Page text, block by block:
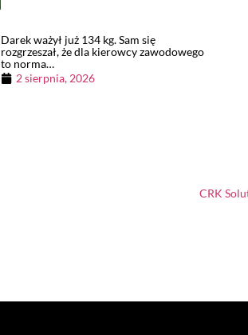
Darek ważył już 134 kg. Sam się
rozgrzeszał, że dla kierowcy zawodowego
to norma…
2 sierpnia, 2026